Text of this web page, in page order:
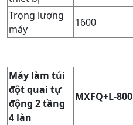
Trọng lượng
máy
1600
Máy làm túi
đột quai tự
động 2 tầng
4 làn
MXFQ+L-800